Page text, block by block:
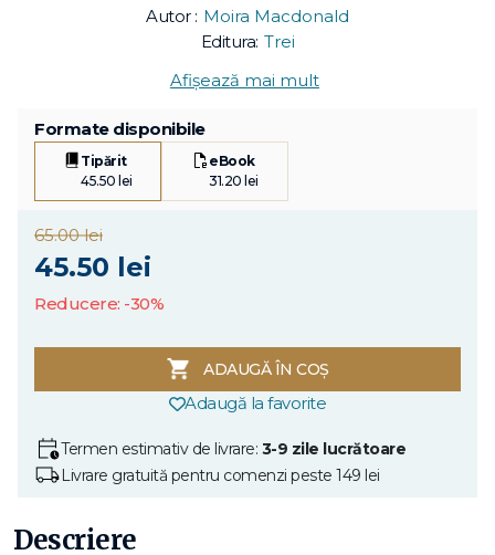
Autor : Moira Macdonald
Editura: Trei
Afișează mai mult
Formate disponibile
Tipărit
45.50 lei
eBook
31.20 lei
65.00 lei
45.50 lei
Reducere: -30%
ADAUGĂ ÎN COȘ
Adaugă la favorite
Termen estimativ de livrare: 3-9 zile lucrătoare
Livrare gratuită pentru comenzi peste 149 lei
Descriere